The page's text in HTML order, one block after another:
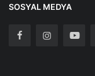
SOSYAL MEDYA